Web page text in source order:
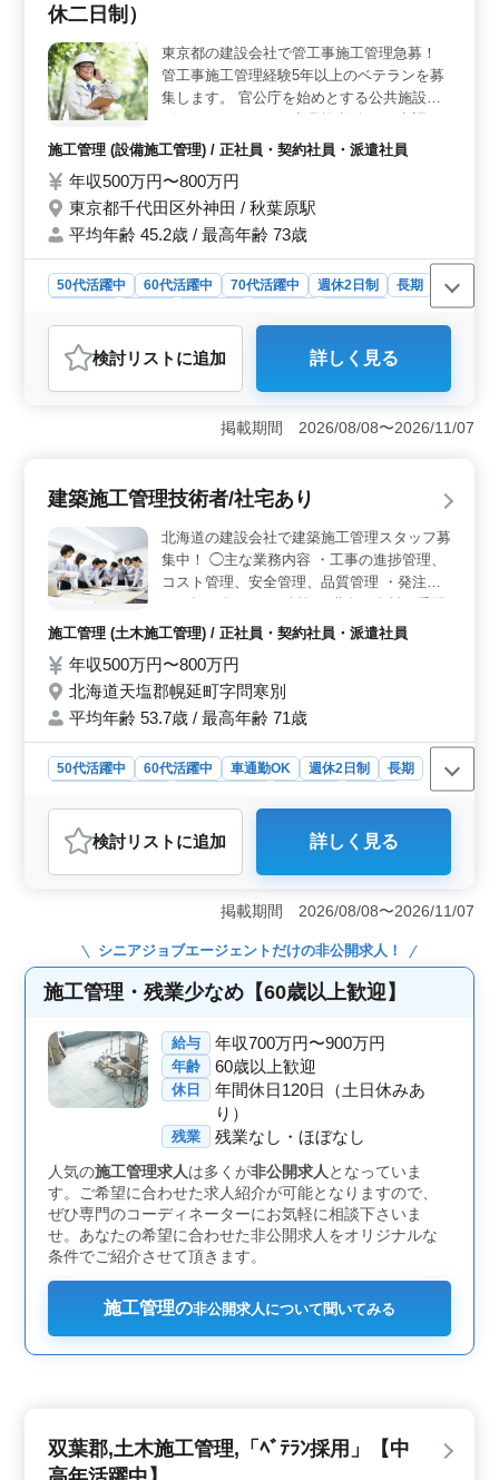
休二日制）
東京都の建設会社で管工事施工管理急募！
管工事施工管理経験5年以上のベテランを募
集します。 官公庁を始めとする公共施設や
給排水設備等の施工管理を担当して頂きま
地区です。） ◯主な業務内容 ・工事の進捗
管理、コスト管理、安全管理、品質管理 ・
発注者との打ち合わせ ・積算 ・職人、資材
近隣住民対応、社内会議 など 管工事施工管
理技士資格お持ちの方は条件面優遇します！
施工管理 (設備施工管理) / 正社員・契約社員・派遣社員
年収500万円〜800万円
東京都千代田区外神田 / 秋葉原駅
平均年齢 45.2歳 / 最高年齢 73歳
50代活躍中 60代活躍中 70代活躍中 週休2日制
長期
おすすめポイント
＜経験を評価される職場環境＞ この求人は、空調・給
排水設備工事の施工管理経験が5年以上あるベテランを募
方は優遇され、これまで培ってきたスキルをしっかり評
ことができます。 ＜安定した福利厚生と高収入＞
年2回、計4ヶ月分支給されます。また、雇用・労災・健
康・厚生年金に加えて、退職金制度も整っており、長期
的に安定した収入と福利厚生が保証されています。通勤
手当も実費支給（上限月額25,000円）されるため、通勤
費用の負担も軽減されます。 ＜ワークライフバラン
おり、仕事とプライベートのバランスが取りやすい環境
です。休日の確保とあわせて、適度な労働環境が整って
います。勤務地は秋葉原駅から徒歩圏内でアクセスも良
検討リスト に追加 詳しく見る
掲載期間 2026/08/08〜2026/11/07
建築施工管理技術者/社宅あり
北海道の建設会社で建築施工管理スタッフ募
集中！ ◯主な業務内容 ・工事の進捗管理、
コスト管理、安全管理、品質管理 ・発注者
との打ち合わせ ・積算 ・職人、資材の手配
・施工図の作成・修正 ・書類作成、近隣住
ランも活躍している企業です。 今までの経
験を活かして頂ける方、ぜひご応募くださ
い！ ＊社宅あり ＊車通勤OK ＊50歳以上活
施工管理 (土木施工管理) / 正社員・契約社員・派遣社員
年収500万円〜800万円
北海道天塩郡幌延町字問寒別
平均年齢 53.7歳 / 最高年齢 71歳
50代活躍中 60代活躍中 車通勤OK 週休2日制
長期
施工管理
おすすめポイント
＜安定した環境＞ この求人は、建築施工管理技術者の
経験を活かせるポジションで、高給与が魅力です。車通
勤が可能で、社宅も完備されており、生活面でのサポー
トが充実しています。 ＜長期的なキャリア＞ シニ
ア世代も活躍している企業で、長年の経験を持つ方に最
適です。安定した雇用環境で、週休2日制や残業少なめ
と、働きやすさが確保されています。経験豊富なスタッ
フが多数在籍しており、長期的なキャリア形成が可能で
す。 ＜地域密着型＞ 北海道天塩郡幌延町という地
域に根ざした仕事で、地元密着型の働き方が特徴です。
地域に貢献しながら安定した職場で働きたい方におすす
めです。落ち着いた環境で、安心して勤務できます。
検討リスト に追加 詳しく見る
掲載期間 2026/08/08〜2026/11/07
シニアジョブエージェントだけの非公開求人！
施工管理・残業少なめ【60歳以上歓迎】
給与 年収700万円〜900万円
年齢 60歳以上歓迎
休日
年間休日120日（土日休みあ
り）
残業 残業なし・ほぼなし
人気の施工管理求人は多くが非公開求人となっていま
す。ご希望に合わせた求人紹介が可能となりますので、
ぜひ専門のコーディネーターにお気軽に相談下さいま
せ。あなたの希望に合わせた非公開求人をオリジナルな
条件でご紹介させて頂きます。
施工管理の非公開求人について聞いてみる
双葉郡,土木施工管理,「ﾍﾞﾃﾗﾝ採用」【中